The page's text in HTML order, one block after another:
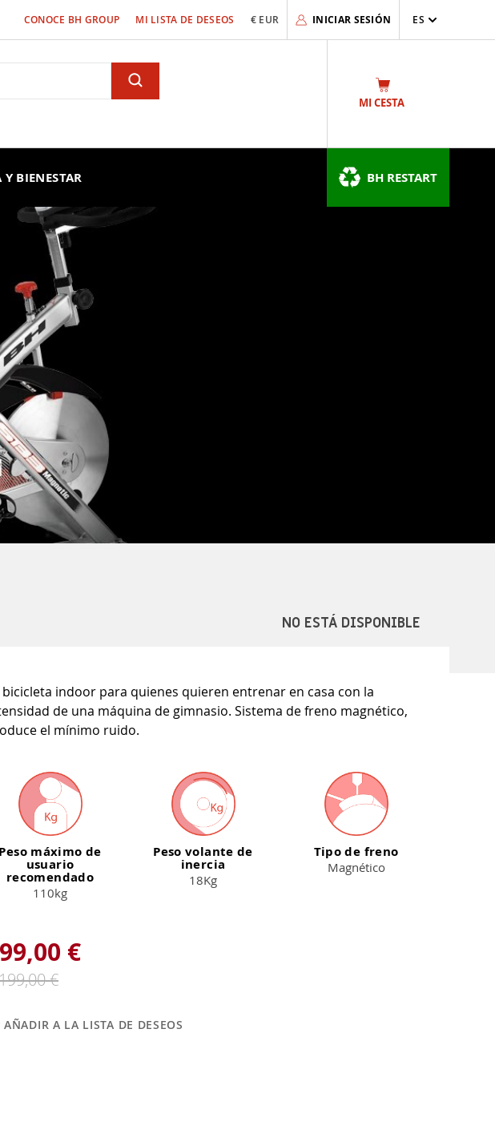
CONOCE BH GROUP MI LISTA DE DESEOS € EUR INICIAR SESIÓN ES
MI CESTA
Y BIENESTAR BH RESTART
NO ESTÁ DISPONIBLE
bicicleta indoor para quienes quieren entrenar en casa con la
de una máquina de gimnasio. Sistema de freno magnético,
el mínimo ruido.
Peso máximo de
usuario
recomendado
110kg
Peso volante de
inercia
18Kg
Tipo de freno
Magnético
€
€
AÑADIR A LA LISTA DE DESEOS